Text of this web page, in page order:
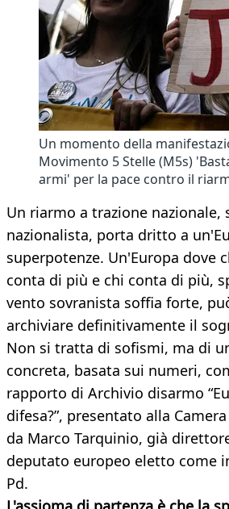
Un momento della
Movimento 5 Stelle (M5s)
armi' per la pace contro il
Un riarmo a trazione
nazionalista, porta dritto a
superpotenze. Un'Europa dove
conta di più e chi conta di più,
vento sovranista soffia forte,
archiviare definitivamente il
Non si tratta di sofismi, ma di
concreta, basata sui numeri,
rapporto di Archivio disarmo
difesa?”, presentato alla
da Marco Tarquinio, già
deputato europeo eletto come
Pd.